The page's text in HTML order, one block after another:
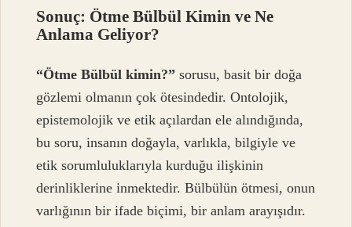
Sonuç: Ötme Bülbül Kimin ve Ne
Anlama Geliyor?
“Ötme Bülbül kimin?” sorusu, basit bir doğa
gözlemi olmanın çok ötesindedir. Ontolojik,
epistemolojik ve etik açılardan ele alındığında,
bu soru, insanın doğayla, varlıkla, bilgiyle ve
etik sorumluluklarıyla kurduğu ilişkinin
derinliklerine inmektedir. Bülbülün ötmesi, onun
varlığının bir ifade biçimi, bir anlam arayışıdır.